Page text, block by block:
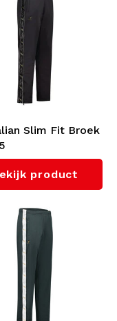
Slim Fit Broek
bies 3.0
product